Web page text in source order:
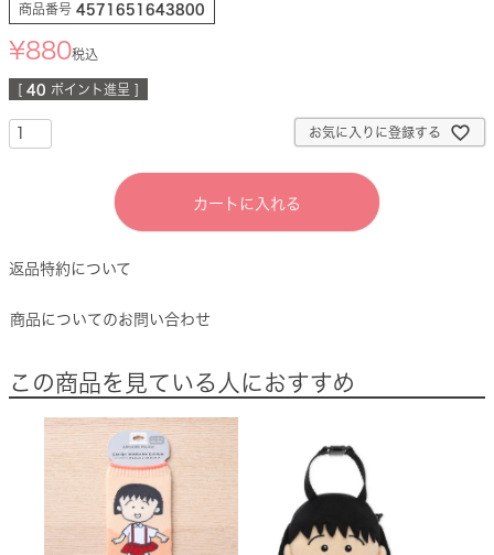
商品番号 4571651643800
¥880税込
40 ポイント進呈 ]
お気に入りに登録する
カートに入れる
返品特約について
商品についてのお問い合わせ
この商品を見ている人におすすめ